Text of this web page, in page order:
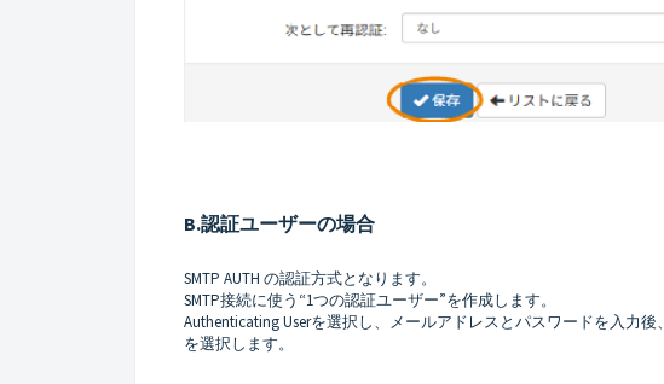
B.認証ユーザーの場合
SMTP AUTH の認証方式となります。
SMTP接続に使う“1つの認証ユーザー”を作成します。
Authenticating Userを選択し、メールアドレスとパスワードを入力後、
を選択します。